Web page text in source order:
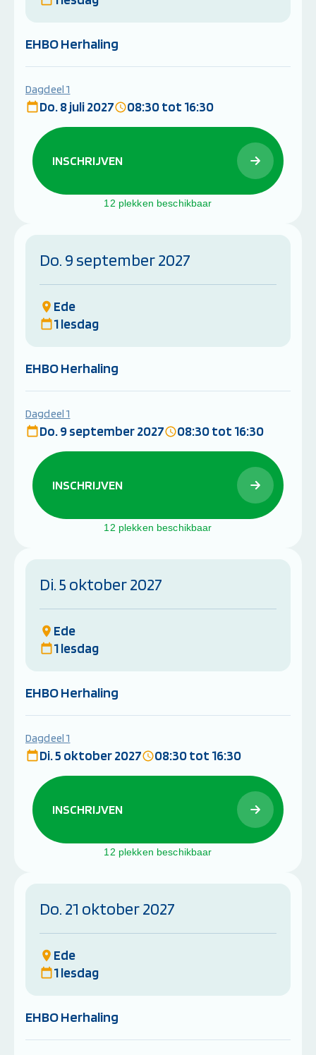
EHBO Herhaling
Dagdeel 1
Do. 8 juli 2027 08:30 tot 16:30
INSCHRIJVEN
12 plekken beschikbaar
Do. 9 september 2027
Ede
1 lesdag
EHBO Herhaling
Dagdeel 1
Do. 9 september 2027 08:30 tot 16:30
INSCHRIJVEN
12 plekken beschikbaar
Di. 5 oktober 2027
Ede
1 lesdag
EHBO Herhaling
Dagdeel 1
Di. 5 oktober 2027 08:30 tot 16:30
INSCHRIJVEN
12 plekken beschikbaar
Do. 21 oktober 2027
Ede
1 lesdag
EHBO Herhaling